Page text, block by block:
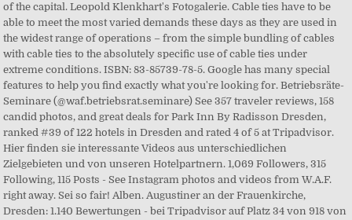
of the capital. Leopold Klenkhart's Fotogalerie. Cable ties have to be
able to meet the most varied demands these days as they are used in
the widest range of operations – from the simple bundling of cables
with cable ties to the absolutely specific use of cable ties under
extreme conditions. ISBN: 83-85739-78-5. Google has many special
features to help you find exactly what you're looking for. Betriebsräte-
Seminare (@waf.betriebsrat.seminare) See 357 traveler reviews, 158
candid photos, and great deals for Park Inn By Radisson Dresden,
ranked #39 of 122 hotels in Dresden and rated 4 of 5 at Tripadvisor.
Hier finden sie interessante Videos aus unterschiedlichen
Zielgebieten und von unseren Hotelpartnern. 1,069 Followers, 315
Following, 115 Posts - See Instagram photos and videos from W.A.F.
right away. Sei so fair! Alben. Augustiner an der Frauenkirche,
Dresden: 1.140 Bewertungen - bei Tripadvisor auf Platz 34 von 918 von